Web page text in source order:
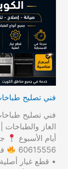
فني تصليح طباخات الكويت 24 ساعة
الغاز والطباخات | 60615556
أيام الأسبوع
60615556